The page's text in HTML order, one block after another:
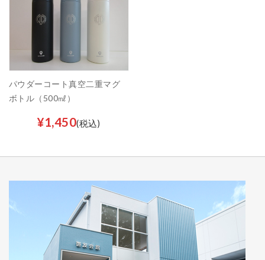
パウダーコート真空二重マグ
ボトル（500㎖）
¥1,450(税込)